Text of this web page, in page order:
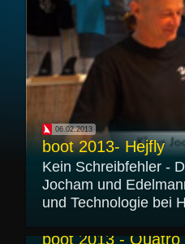
06.02.2013
boot 2013- Hejfly
Kein Schreibfehler -
Jocham und
und Technologie bei
boot 2013 - Quatro